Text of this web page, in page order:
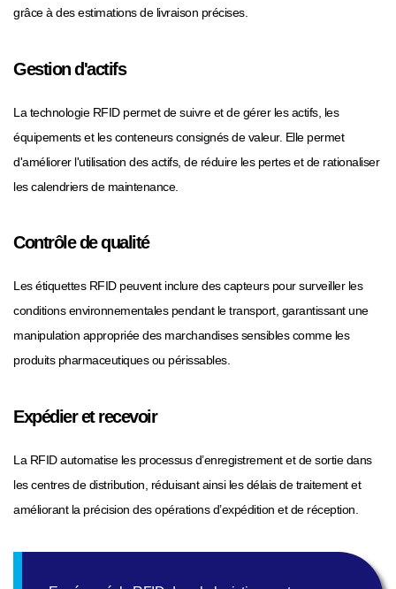
grâce à des estimations de livraison précises.
Gestion d'actifs
La technologie RFID permet de suivre et de gérer les actifs, les
équipements et les conteneurs consignés de valeur. Elle permet
d'améliorer l'utilisation des actifs, de réduire les pertes et de rationaliser
les calendriers de maintenance.
Contrôle de qualité
Les étiquettes RFID peuvent inclure des capteurs pour surveiller les
conditions environnementales pendant le transport, garantissant une
manipulation appropriée des marchandises sensibles comme les
produits pharmaceutiques ou périssables.
Expédier et recevoir
La RFID automatise les processus d’enregistrement et de sortie dans
les centres de distribution, réduisant ainsi les délais de traitement et
améliorant la précision des opérations d’expédition et de réception.